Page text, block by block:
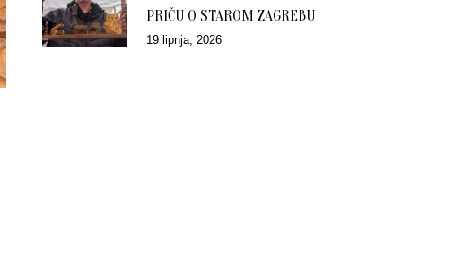
PRIČU O STAROM ZAGREBU
19 lipnja, 2026